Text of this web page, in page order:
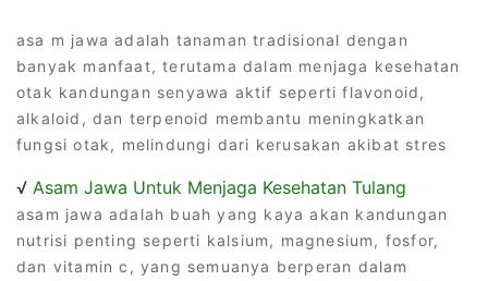
asa m jawa adalah tanaman tradisional dengan
banyak manfaat, terutama dalam menjaga kesehatan
otak kandungan senyawa aktif seperti flavonoid,
alkaloid, dan terpenoid membantu meningkatkan
fungsi otak, melindungi dari kerusakan akibat stres
√ Asam Jawa Untuk Menjaga Kesehatan Tulang
asam jawa adalah buah yang kaya akan kandungan
nutrisi penting seperti kalsium, magnesium, fosfor,
dan vitamin c, yang semuanya berperan dalam